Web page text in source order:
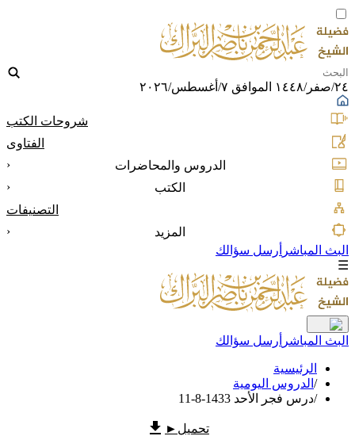
٢٤/صفر/١٤٤٨ الموافق ٧/أغسطس/٢٠٢٦
شروحات الكتب
الفتاوى
الدروس والمحاضرات
‹
الكتب
‹
التصنيفات
المزيد
‹
البث المباشر أرسل سؤالك
☰
البث المباشر أرسل سؤالك
الرئيسية
/ الدروس اليومية
/درس فجر الأحد 1433-8-11
تحميل ►